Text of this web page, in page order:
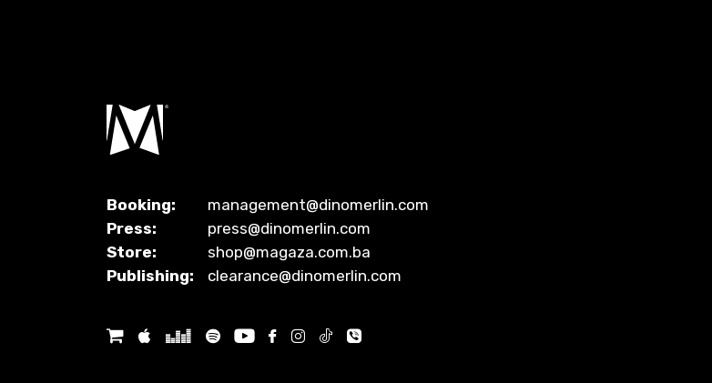
Booking:
management@dinomerlin.com
Press:
press@dinomerlin.com
Store:
shop@magaza.com.ba
Publishing:
clearance@dinomerlin.com